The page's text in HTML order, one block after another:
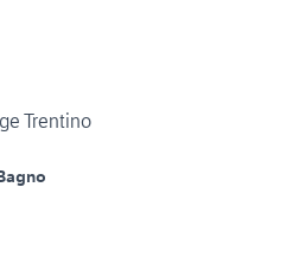
Trentino